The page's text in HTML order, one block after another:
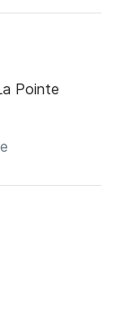
Pointe